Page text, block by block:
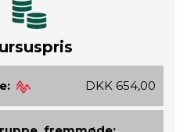
DKK 654,00